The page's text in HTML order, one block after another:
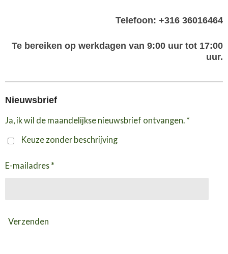
Telefoon: +316 36016464
Te bereiken op werkdagen van 9:00 uur tot 17:00
uur.
Nieuwsbrief
Ja, ik wil de maandelijkse nieuwsbrief ontvangen. *
Keuze zonder beschrijving
E-mailadres *
Verzenden